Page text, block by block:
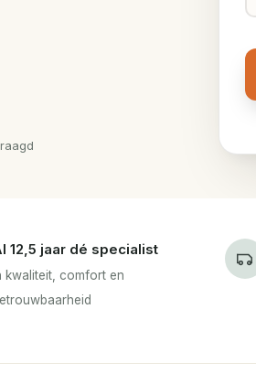
12,5 jaar dé specialist
kwaliteit, comfort en